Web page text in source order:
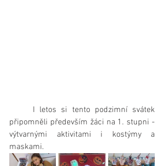
připomněli především žáci na 1. stupni -
výtvarnými aktivitami i kostýmy a
maskami.